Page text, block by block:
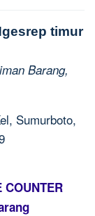
timur
Barang,
Sumurboto,